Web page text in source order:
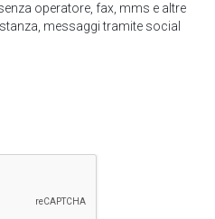
operatore, fax, mms e altre
messaggi tramite social